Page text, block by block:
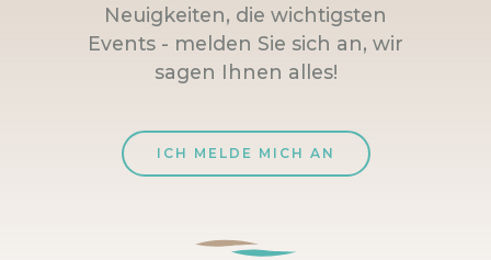
Neuigkeiten, die wichtigsten
Events - melden Sie sich an, wir
sagen Ihnen alles!
ICH MELDE MICH AN